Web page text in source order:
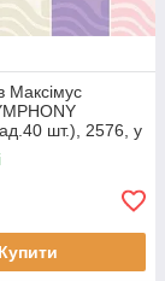
Максімус
шт.), 2576, у
бордо
Купити